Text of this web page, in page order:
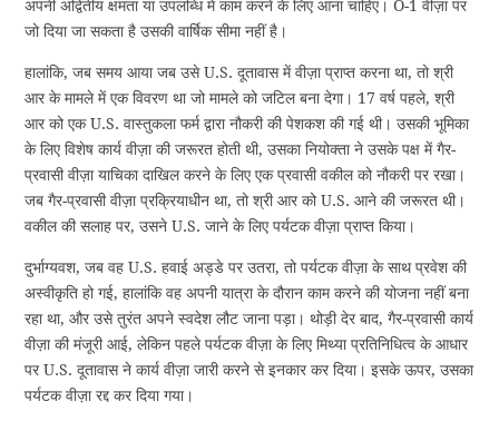
अपनी अद्वितीय क्षमता या उपलब्धि में काम करने के लिए आना चाहिए। O-1 वीज़ा पर
जो दिया जा सकता है उसकी वार्षिक सीमा नहीं है।
हालांकि, जब समय आया जब उसे U.S. दूतावास में वीज़ा प्राप्त करना था, तो श्री
आर के मामले में एक विवरण था जो मामले को जटिल बना देगा। 17 वर्ष पहले, श्री
आर को एक U.S. वास्तुकला फर्म द्वारा नौकरी की पेशकश की गई थी। उसकी भूमिका
के लिए विशेष कार्य वीज़ा की जरूरत होती थी, उसका नियोक्ता ने उसके पक्ष में गैर-
प्रवासी वीज़ा याचिका दाखिल करने के लिए एक प्रवासी वकील को नौकरी पर रखा।
जब गैर-प्रवासी वीज़ा प्रक्रियाधीन था, तो श्री आर को U.S. आने की जरूरत थी।
वकील की सलाह पर, उसने U.S. जाने के लिए पर्यटक वीज़ा प्राप्त किया।
दुर्भाग्यवश, जब वह U.S. हवाई अड्डे पर उतरा, तो पर्यटक वीज़ा के साथ प्रवेश की
अस्वीकृति हो गई, हालांकि वह अपनी यात्रा के दौरान काम करने की योजना नहीं बना
रहा था, और उसे तुरंत अपने स्वदेश लौट जाना पड़ा। थोड़ी देर बाद, गैर-प्रवासी कार्य
वीज़ा की मंजूरी आई, लेकिन पहले पर्यटक वीज़ा के लिए मिथ्या प्रतिनिधित्व के आधार
पर U.S. दूतावास ने कार्य वीज़ा जारी करने से इनकार कर दिया। इसके ऊपर, उसका
पर्यटक वीज़ा रद्द कर दिया गया।